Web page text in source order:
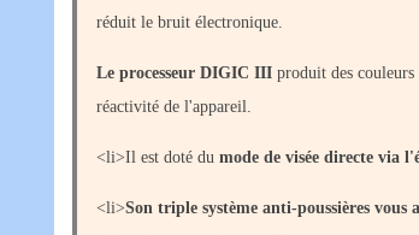
réduit le bruit électronique.
Le processeur DIGIC III produit des
réactivité de l'appareil.
<li>Il est doté du mode de visée directe via
<li>Son triple système anti-poussières vous